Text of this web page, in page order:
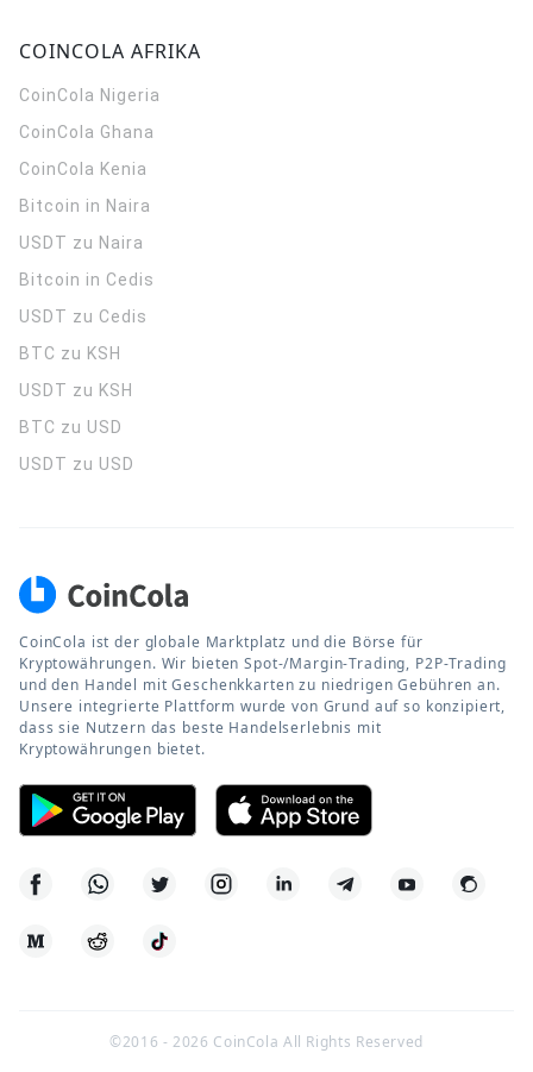
COINCOLA AFRIKA
CoinCola Nigeria
CoinCola Ghana
CoinCola Kenia
Bitcoin in Naira
USDT zu Naira
Bitcoin in Cedis
USDT zu Cedis
BTC zu KSH
USDT zu KSH
BTC zu USD
USDT zu USD
CoinCola ist der globale Marktplatz und die Börse für
Kryptowährungen. Wir bieten Spot-/Margin-Trading, P2P-Trading
und den Handel mit Geschenkkarten zu niedrigen Gebühren an.
Unsere integrierte Plattform wurde von Grund auf so konzipiert,
dass sie Nutzern das beste Handelserlebnis mit
Kryptowährungen bietet.
©2016 -2026 CoinCola All Rights Reserved